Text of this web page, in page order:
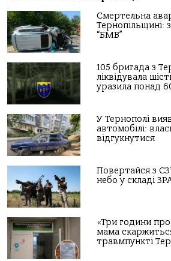
Смертельна
Тернопільщині:
“БМВ”
105 бригада з
ліквідувала
уразила понад
У Тернополі
автомобілі:
відгукнутися
Повертайся з
небо у складі
«Три години
мама
травмпункті